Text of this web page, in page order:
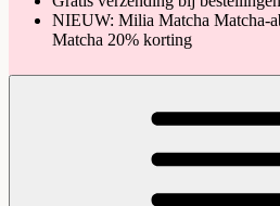
NIEUW: Milia Matcha Matcha-
Matcha 20% korting